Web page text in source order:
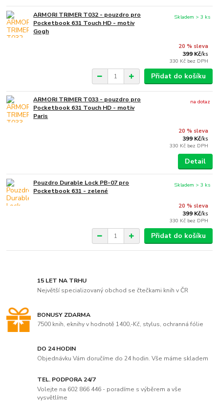
ARMORI TRIMER T032 - pouzdro pro
Pocketbook 631 Touch HD - motiv
Gogh
20 % sleva
399 Kč/ks
330 Kč bez DPH
Skladem > 3 ks
Přidat do košíku
ARMORI TRIMER T033 - pouzdro pro
Pocketbook 631 Touch HD - motiv
Paris
20 % sleva
399 Kč/ks
330 Kč bez DPH
na dotaz
Detail
Pouzdro Durable Lock PB-07 pro
Pocketbook 631 - zelené
20 % sleva
399 Kč/ks
330 Kč bez DPH
Skladem > 3 ks
Přidat do košíku
15 LET NA TRHU
Největší specializovaný obchod se čtečkami knih v ČR
BONUSY ZDARMA
7500 knih, eknihy v hodnotě 1400,-Kč, stylus, ochranná fólie
DO 24 HODIN
Objednávku Vám doručíme do 24 hodin. Vše máme skladem
TEL. PODPORA 24/7
Volejte na 602 866 446 - poradíme s výběrem a vše
vysvětlíme